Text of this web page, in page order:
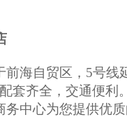
前海自贸区，5号线
套齐全，交通便利
务中心为您提供优